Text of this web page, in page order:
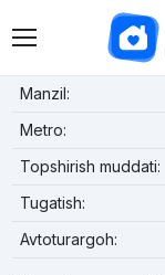
Manzil:
Metro:
Topshirish muddati:
Tugatish:
Avtoturargoh: